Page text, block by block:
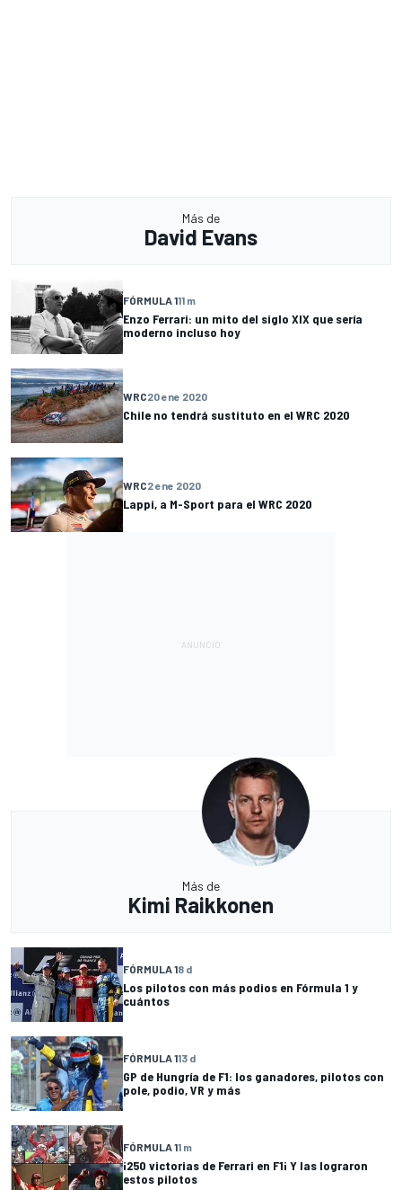
Más de
David Evans
FÓRMULA 111 m
Enzo Ferrari: un mito del siglo XIX que sería
moderno incluso hoy
WRC20 ene 2020
Chile no tendrá sustituto en el WRC 2020
WRC2 ene 2020
Lappi, a M-Sport para el WRC 2020
Más de
Kimi Raikkonen
FÓRMULA 18 d
Los pilotos con más podios en Fórmula 1 y
cuántos
FÓRMULA 113 d
GP de Hungría de F1: los ganadores, pilotos con
pole, podio, VR y más
FÓRMULA 11 m
¡250 victorias de Ferrari en F1¡ Y las lograron
estos pilotos